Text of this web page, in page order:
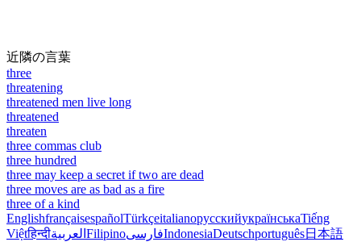
近隣の言葉
three
threatening
threatened men live long
threatened
threaten
three commas club
three hundred
three may keep a secret if two are dead
three moves are as bad as a fire
three of a kind
EnglishfrançaisespañolTürkçeitalianoрусскийукраїнськаTiếng
Việtहिन्दीالعربية FilipinoفارسیIndonesiaDeutschportuguês日本語